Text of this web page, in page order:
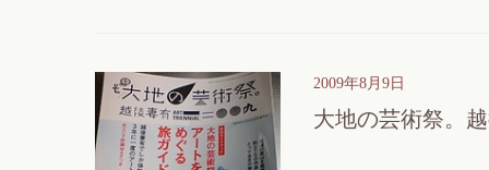
2009年8月9日
大地の芸術祭。